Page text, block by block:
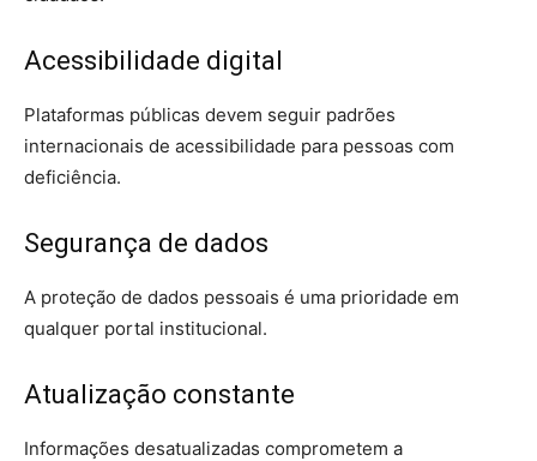
Acessibilidade digital
Plataformas públicas devem seguir padrões
internacionais de acessibilidade para pessoas com
deficiência.
Segurança de dados
A proteção de dados pessoais é uma prioridade em
qualquer portal institucional.
Atualização constante
Informações desatualizadas comprometem a